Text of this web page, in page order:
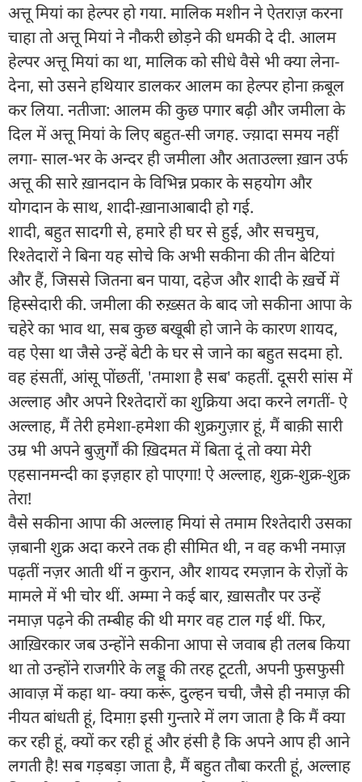
अत्तू मियां का हेल्पर हो गया. मालिक मशीन ने ऐतराज़ करना
चाहा तो अत्तू मियां ने नौकरी छोड़ने की धमकी दे दी. आलम
हेल्पर अत्तू मियां का था, मालिक को सीधे वैसे भी क्या लेना-
देना, सो उसने हथियार डालकर आलम का हेल्पर होना क़बूल
कर लिया. नतीजा: आलम की कुछ पगार बढ़ी और जमीला के
दिल में अत्तू मियां के लिए बहुत-सी जगह. ज्य़ादा समय नहीं
लगा- साल-भर के अन्दर ही जमीला और अताउल्ला ख़ान उर्फ
अत्तू की सारे ख़ानदान के विभिन्न प्रकार के सहयोग और
योगदान के साथ, शादी-ख़ानाआबादी हो गई.
शादी, बहुत सादगी से, हमारे ही घर से हुई, और सचमुच,
रिश्तेदारों ने बिना यह सोचे कि अभी सकीना की तीन बेटियां
और हैं, जिससे जितना बन पाया, दहेज और शादी के ख़र्चे में
हिस्सेदारी की. जमीला की रुख़्सत के बाद जो सकीना आपा के
चहेरे का भाव था, सब कुछ बखूबी हो जाने के कारण शायद,
वह ऐसा था जैसे उन्हें बेटी के घर से जाने का बहुत सदमा हो.
वह हंसतीं, आंसू पोंछतीं, 'तमाशा है सब' कहतीं. दूसरी सांस में
अल्लाह और अपने रिश्तेदारों का शुक्रिया अदा करने लगतीं- ऐ
अल्लाह, मैं तेरी हमेशा-हमेशा की शुक्रगुज़ार हूं, मैं बाक़ी सारी
उम्र भी अपने बुज़ुर्गों की ख़िदमत में बिता दूं तो क्या मेरी
एहसानमन्दी का इज़हार हो पाएगा! ऐ अल्लाह, शुक्र-शुक्र-शुक्र
तेरा!
वैसे सकीना आपा की अल्लाह मियां से तमाम रिश्तेदारी उसका
ज़बानी शुक्र अदा करने तक ही सीमित थी, न वह कभी नमाज़
पढ़तीं नज़र आती थीं न कुरान, और शायद रमज़ान के रोज़ों के
मामले में भी चोर थीं. अम्मा ने कई बार, ख़ासतौर पर उन्हें
नमाज़ पढ़ने की तम्बीह की थी मगर वह टाल गई थीं. फिर,
आख़िरकार जब उन्होंने सकीना आपा से जवाब ही तलब किया
था तो उन्होंने राजगीरे के लड्डू की तरह टूटती, अपनी फुसफुसी
आवाज़ में कहा था- क्या करूं, दुल्हन चची, जैसे ही नमाज़ की
नीयत बांधती हूं, दिमाग़ इसी गुन्तारे में लग जाता है कि मैं क्या
कर रही हूं, क्यों कर रही हूं और हंसी है कि अपने आप ही आने
लगती है! सब गड़बड़ा जाता है, मैं बहुत तौबा करती हूं, अल्लाह